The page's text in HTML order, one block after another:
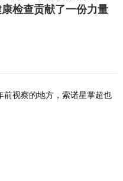
检查贡献了一份力量
前视察的地方，索诺星掌超也